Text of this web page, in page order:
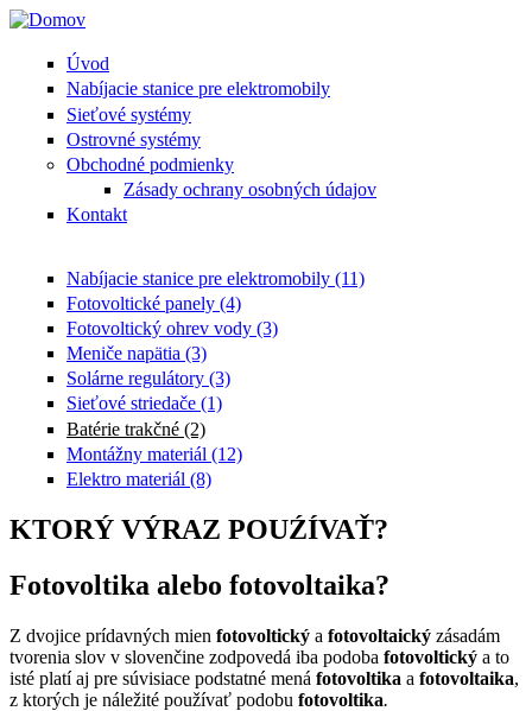
Skočiť na hlavný obsah
Úvod
Nabíjacie stanice pre elektromobily
Sieťové systémy
Ostrovné systémy
Obchodné podmienky
Zásady ochrany osobných údajov
Kontakt
Nabíjacie stanice pre elektromobily (11)
Fotovoltické panely (4)
Fotovoltický ohrev vody (3)
Meniče napätia (3)
Solárne regulátory (3)
Sieťové striedače (1)
Batérie trakčné (2)
Montážny materiál (12)
Elektro materiál (8)
KTORÝ VÝRAZ POUŹÍVAŤ?
Fotovoltika alebo fotovoltaika?
Z dvojice prídavných mien fotovoltický a fotovoltaický zásadám
tvorenia slov v slovenčine zodpovedá iba podoba fotovoltický a to
isté platí aj pre súvisiace podstatné mená fotovoltika a fotovoltaika,
z ktorých je náležité používať podobu fotovoltika.